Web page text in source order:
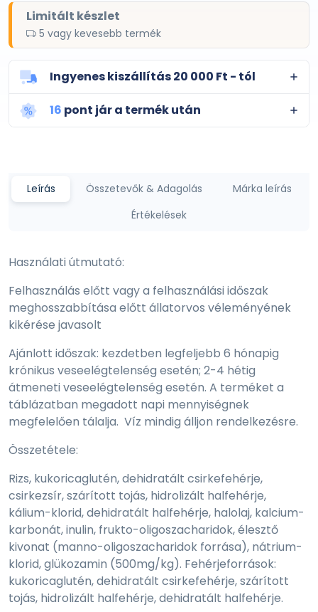
Limitált készlet
5 vagy kevesebb termék
Ingyenes kiszállítás 20 000 Ft - tól
16 pont jár a termék után
Leírás Összetevők & Adagolás
Márka leírás
Értékelések
Használati útmutató:
Felhasználás előtt vagy a felhasználási időszak
meghosszabbítása előtt állatorvos véleményének
kikérése javasolt
Ajánlott időszak: kezdetben legfeljebb 6 hónapig
krónikus veseelégtelenség esetén; 2-4 hétig
átmeneti veseelégtelenség esetén. A terméket a
táblázatban megadott napi mennyiségnek
megfelelően tálalja. Víz mindig álljon rendelkezésre.
Összetétele:
Rizs, kukoricaglutén, dehidratált csirkefehérje,
csirkezsír, szárított tojás, hidrolizált halfehérje,
kálium-klorid, dehidratált halfehérje, halolaj, kalcium-
karbonát, inulin, frukto-oligoszacharidok, élesztő
kivonat (manno-oligoszacharidok forrása), nátrium-
klorid, glükozamin (500mg/kg). Fehérjeforrások:
kukoricaglutén, dehidratált csirkefehérje, szárított
tojás, hidrolizált halfehérje, dehidratált halfehérje.